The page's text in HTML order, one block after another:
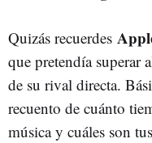
Quizás recuerdes
que pretendía superar
de su rival directa.
recuento de cuánto
música y cuáles son